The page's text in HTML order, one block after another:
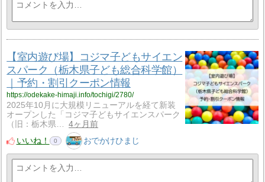
【室内遊び場】コジマ子どもサイエン
スパーク（栃木県子ども総合科学館）
｜予約・割引クーポン情報
https://odekake-himaji.info/tochigi/2780/
2025年10月に大規模リニューアルを経て新装
オープンした「コジマ子どもサイエンスパーク
（旧：栃木県…
4ヶ月前
いいね！
0 おでかけひまじ